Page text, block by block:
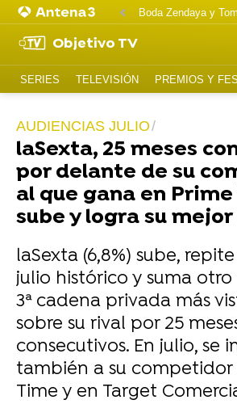
Boda Zendaya y
Objetivo TV
SERIES TELEVISIÓN PREMIOS Y
AUDIENCIAS JULIO
laSexta, 25 meses
por delante de su
al que gana en
sube y logra su
laSexta (6,8%) sube,
julio histórico y suma
3ª cadena privada más
sobre su rival por 25
consecutivos. En julio, se
también a su competidor
Time y en Target